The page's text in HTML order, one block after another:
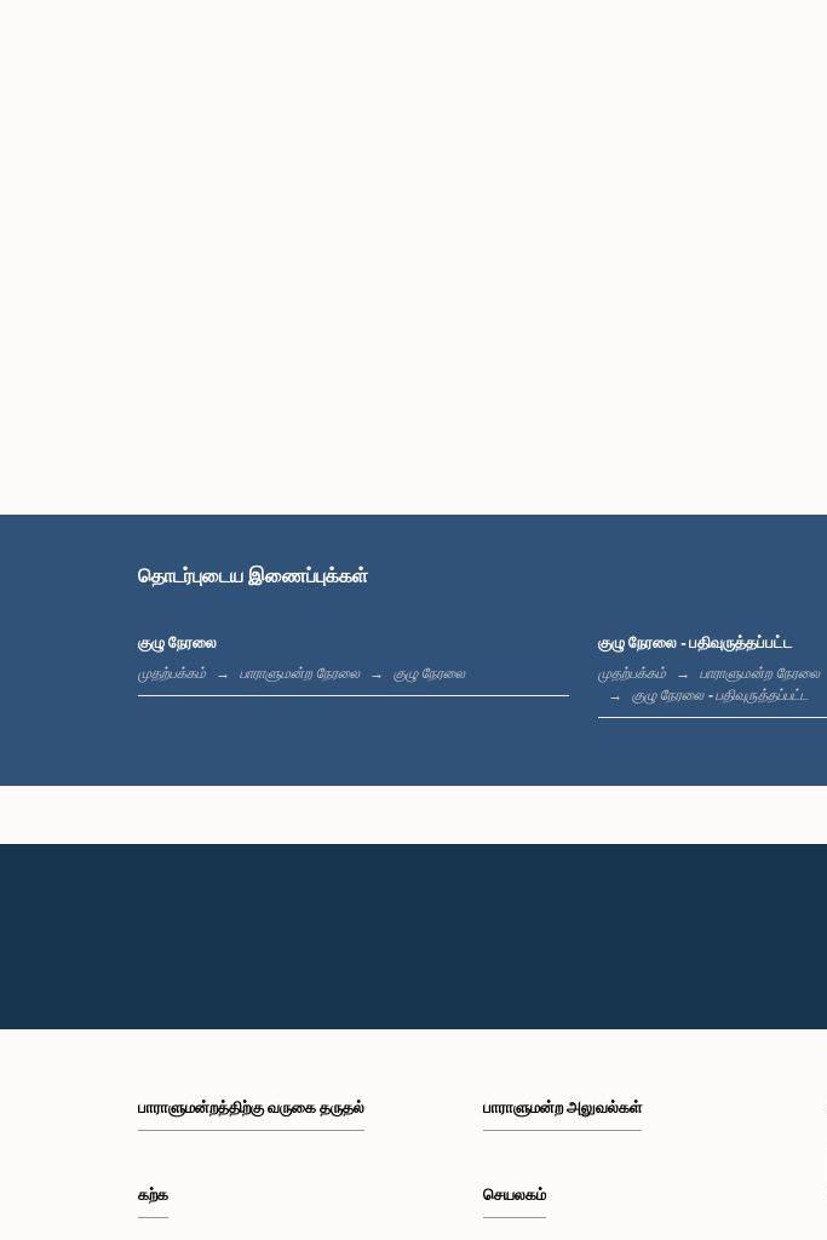
தொடர்புடைய இணைப்புக்கள்
குழு நேரலை
முதற்பக்கம் பாராளுமன்ற நேரலை குழு நேரலை
குழு நேரலை - பதிவுருத்தப்பட்ட
முதற்பக்கம்
பாராளுமன்ற நேரலை
குழு நேரலை - பதிவுருத்தப்பட்ட
பாராளுமன்றத்திற்கு வருகை தருதல்
கற்க
பாராளுமன்ற அலுவல்கள்
செயலகம்